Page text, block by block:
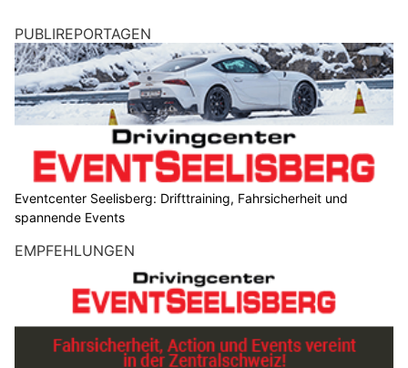
PUBLIREPORTAGEN
Eventcenter Seelisberg: Drifttraining, Fahrsicherheit und
spannende Events
EMPFEHLUNGEN